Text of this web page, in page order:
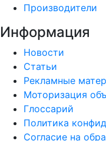
Производители
Информация
Новости
Статьи
Рекламные
Моторизация
Глоссарий
Политика
Согласие на